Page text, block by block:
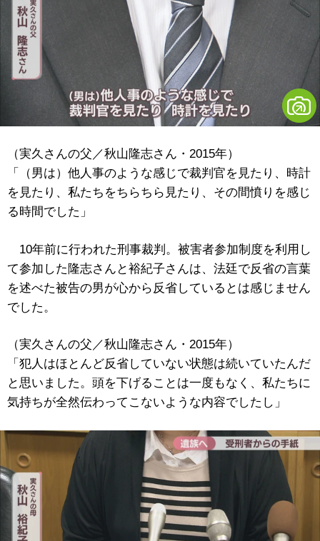
（実久さんの父／秋山隆志さん・2015年）
「（男は）他人事のような感じで裁判官を見たり、時計
を見たり、私たちをちらちら見たり、その間憤りを感じ
る時間でした」
10年前に行われた刑事裁判。被害者参加制度を利用し
て参加した隆志さんと裕紀子さんは、法廷で反省の言葉
を述べた被告の男が心から反省しているとは感じません
でした。
（実久さんの父／秋山隆志さん・2015年）
「犯人はほとんど反省していない状態は続いていたんだ
と思いました。頭を下げることは一度もなく、私たちに
気持ちが全然伝わってこないような内容でしたし」